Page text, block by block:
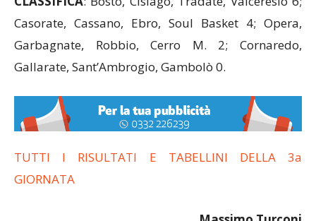
Casorate, Cassano, Ebro, Soul Basket 4; Opera,
Garbagnate, Robbio, Cerro M. 2; Cornaredo,
Gallarate, Sant’Ambrogio, Gambolò 0.
TUTTI I RISULTATI E TABELLINI DELLA 3a
GIORNATA